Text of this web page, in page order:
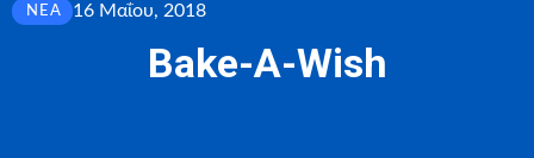
ΝΈΑ 16 Μαΐου, 2018
Bake-A-Wish